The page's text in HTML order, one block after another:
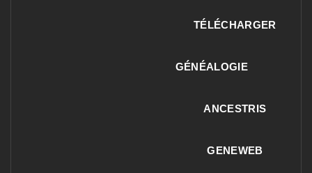
TÉLÉCHARGER
GÉNÉALOGIE
ANCESTRIS
GENEWEB